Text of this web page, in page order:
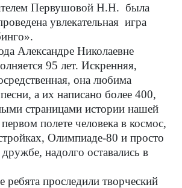
Первушовой Н.Н. была
увлекательная игра
Александре Николаевне
95 лет. Искренняя,
она любима
а их написано более 400,
страницами истории нашей
полете человека в космос,
Олимпиаде-80 и просто
надолго оставались в
проследили творческий